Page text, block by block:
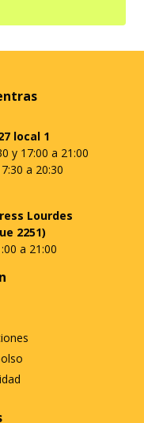
local 1
y 17:00 a 21:00
a 20:30
Lourdes
2251)
a 21:00